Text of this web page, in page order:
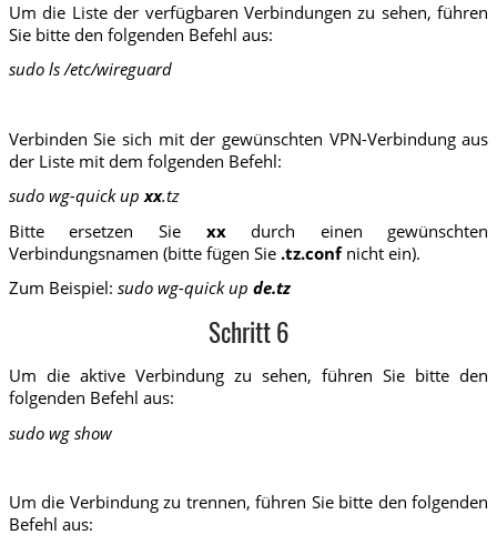
Um die Liste der verfügbaren Verbindungen zu sehen, führen
Sie bitte den folgenden Befehl aus:
sudo ls /etc/wireguard
Verbinden Sie sich mit der gewünschten VPN-Verbindung aus
der Liste mit dem folgenden Befehl:
sudo wg-quick upxx.tz
Bitte ersetzen Sie xxdurch einen gewünschten
Verbindungsnamen (bitte fügen Sie .tz.confnicht ein).
Zum Beispiel: sudo wg-quick up de.tz
Schritt 6
Um die aktive Verbindung zu sehen, führen Sie bitte den
folgenden Befehl aus:
sudo wg show
Um die Verbindung zu trennen, führen Sie bitte den folgenden
Befehl aus: